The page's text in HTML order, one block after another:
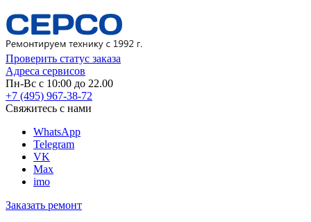
Проверить статус заказа
Адреса сервисов
Пн-Вс с 10:00 до 22.00
+7 (495) 967-38-72
Свяжитесь с нами
WhatsApp
Telegram
VK
Max
imo
Заказать ремонт